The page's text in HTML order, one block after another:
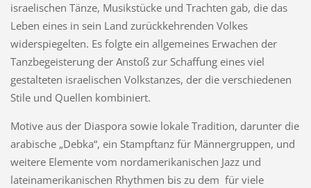
israelischen Tänze, Musikstücke und Trachten gab, die das
Leben eines in sein Land zurückkehrenden Volkes
widerspiegelten. Es folgte ein allgemeines Erwachen der
Tanzbegeisterung der Anstoß zur Schaffung eines viel
gestalteten israelischen Volkstanzes, der die verschiedenen
Stile und Quellen kombiniert.
Motive aus der Diaspora sowie lokale Tradition, darunter die
arabische „Debka“, ein Stampftanz für Männergruppen, und
weitere Elemente vom nordamerikanischen Jazz und
lateinamerikanischen Rhythmen bis zu dem für viele